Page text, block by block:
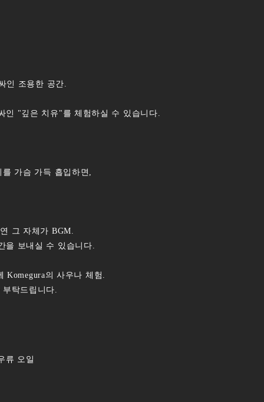
인 조용한 공간.
인 "깊은 치유"를 체험하실 수 있습니다.
가슴 가득 흡입하면,
그 자체가 BGM.
을 보내실 수 있습니다.
Komegura의 사우나 체험.
탁드립니다.
류 오일